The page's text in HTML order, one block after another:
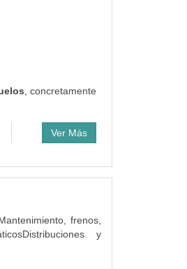
, concretamente
Ver Más
frenos,
y